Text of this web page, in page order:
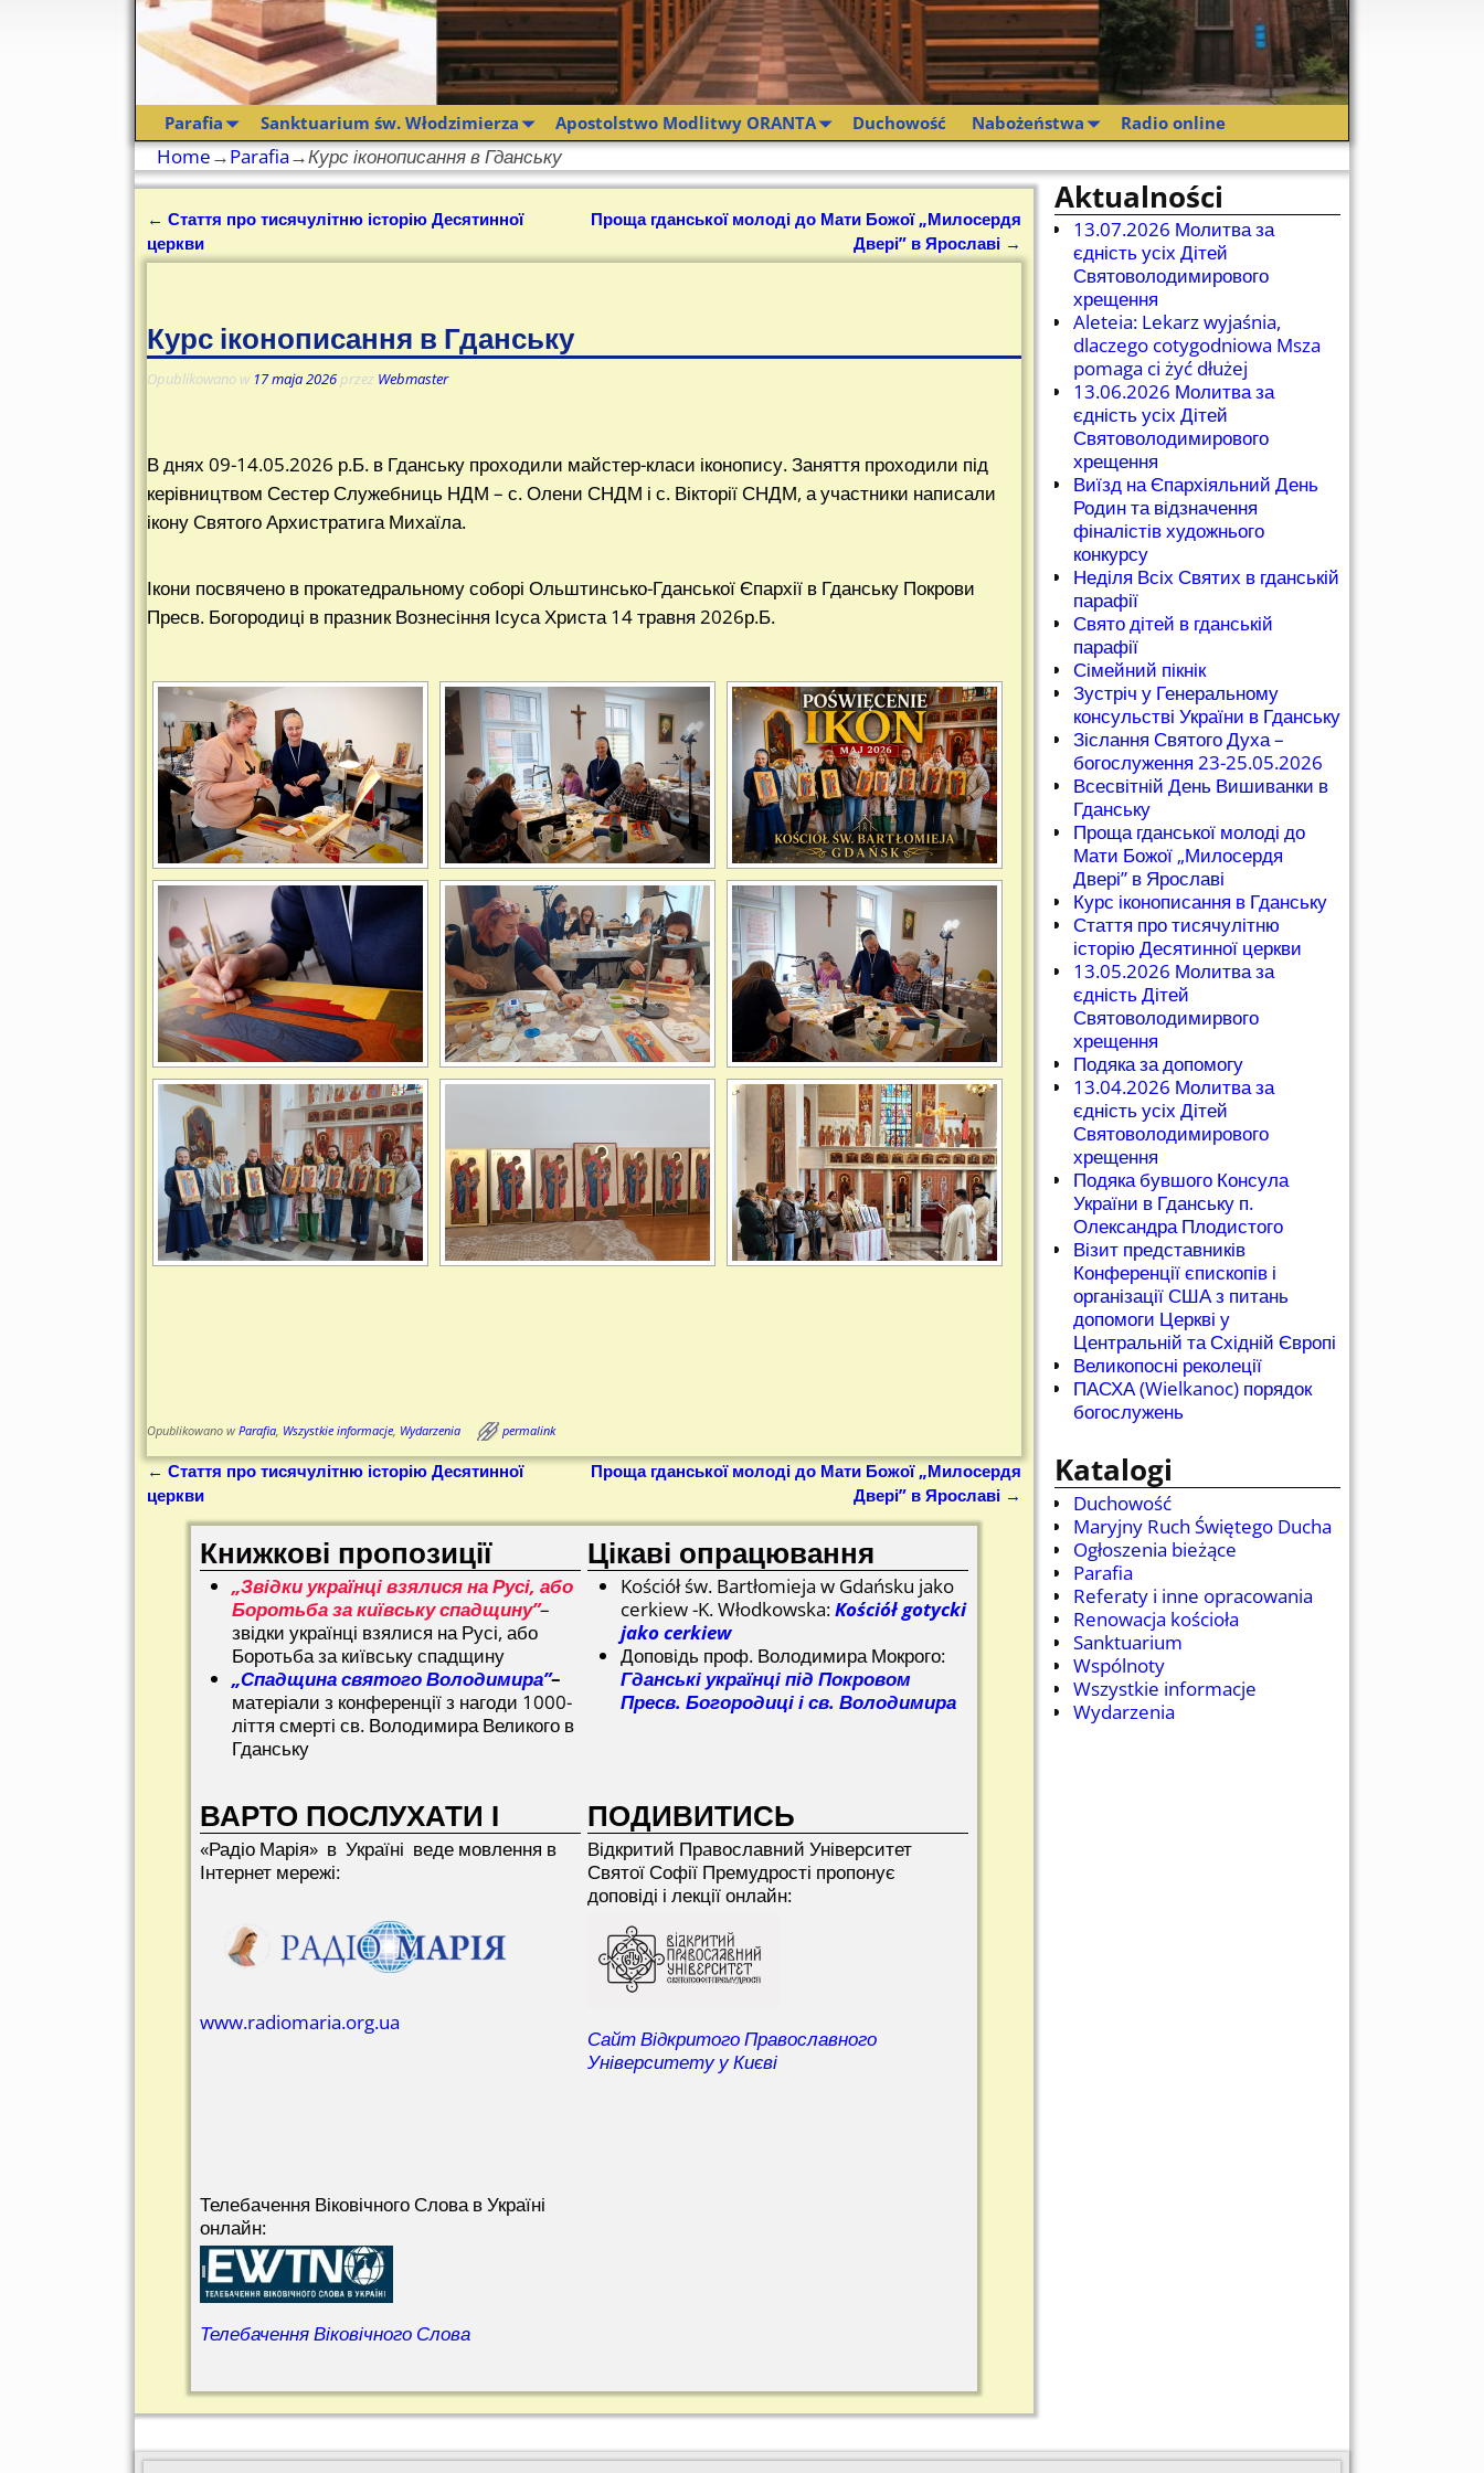
Parafia Sanktuarium św. Włodzimierza Apostolstwo Modlitwy ORANTA Duchowość Nabożeństwa Radio online
Home→Parafia→Курс іконописання в Гданську
Nawigacja
← Стаття про тисячулітню історію Десятинної
церкви
Проща гданської молоді до Мати Божої „Милосердя
Двері” в Ярославі →
Курс іконописання в Гданську
Opublikowano w 17 maja 2026 przez Webmaster
В днях 09-14.05.2026 р.Б. в Гданську проходили майстер-класи іконопису. Заняття проходили під
керівництвом Сестер Служебниць НДМ – с. Олени СНДМ і с. Вікторії СНДМ, а участники написали
ікону Святого Архистратига Михаїла.
Ікони посвячено в прокатедральному соборі Ольштинсько-Гданської Єпархії в Гданську Покрови
Пресв. Богородиці в празник Вознесіння Ісуса Христа 14 травня 2026р.Б.
Opublikowano w Parafia, Wszystkie informacje, Wydarzenia permalink
Nawigacja
← Стаття про тисячулітню історію Десятинної
церкви
Проща гданської молоді до Мати Божої „Милосердя
Двері” в Ярославі →
Книжкові пропозиції
„Звідки українці взялися на Русі, або
Боротьба за київську спадщину”–
звідки українці взялися на Русі, або
Боротьба за київську спадщину
„Спадщина святого Володимира”–
матеріали з конференції з нагоди 1000-
ліття смерті св. Володимира Великого в
Гданську
Цікаві опрацювання
Kościół św. Bartłomieja w Gdańsku jako
cerkiew -K. Włodkowska:Kościół gotycki
jako cerkiew
Доповідь проф. Володимира Мокрого:
Гданські українці під Покровом
Пресв. Богородиці і св. Володимира
ВАРТО ПОСЛУХАТИ І
«Радіо Марія» в Україні веде мовлення в
Інтернет мережі:
www.radiomaria.org.ua
ПОДИВИТИСЬ
Відкритий Прaвославний Університет
Святої Софії Премудрості пропонує
доповіді і лекції онлайн:
Сайт Відкритого Православного
Університету у Києві
Телебачення Віковічного Слова в Україні
онлайн:
Телебачення Віковічного Слова
Aktualności
13.07.2026 Молитва за
єдність усіх Дітей
Святоволодимирового
хрещення
Aleteia: Lekarz wyjaśnia,
dlaczego cotygodniowa Msza
pomaga ci żyć dłużej
13.06.2026 Молитва за
єдність усіх Дітей
Святоволодимирового
хрещення
Виїзд на Єпархіяльний День
Родин та відзначення
фіналістів художнього
конкурсу
Неділя Всіх Святих в гданській
парафії
Свято дітей в гданській
парафії
Сімейний пікнік
Зустріч у Генеральному
консульстві України в Гданську
Зіслання Святого Духа –
богослуження 23-25.05.2026
Всесвітній День Вишиванки в
Гданську
Проща гданської молоді до
Мати Божої „Милосердя
Двері” в Ярославі
Курс іконописання в Гданську
Стаття про тисячулітню
історію Десятинної церкви
13.05.2026 Молитва за
єдність Дітей
Святоволодимирвого
хрещення
Подяка за допомогу
13.04.2026 Молитва за
єдність усіх Дітей
Святоволодимирового
хрещення
Подяка бувшого Консула
України в Гданську п.
Олександра Плодистого
Візит представників
Конференції єпископів і
організації США з питань
допомоги Церкві у
Центральній та Східній Європі
Великопосні реколеції
ПАСХА (Wielkanoc) порядок
богослужень
Katalogi
Duchowość
Maryjny Ruch Świętego Ducha
Ogłoszenia bieżące
Parafia
Referaty i inne opracowania
Renowacja kościoła
Sanktuarium
Wspólnoty
Wszystkie informacje
Wydarzenia